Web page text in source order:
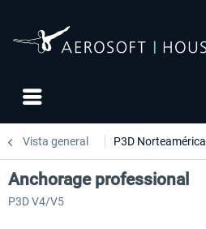
Vista general P3D Norteamérica
Anchorage professional
P3D V4/V5